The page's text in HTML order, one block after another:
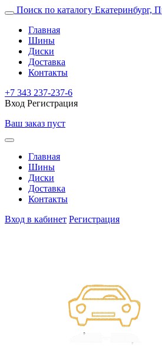
Поиск по каталогу Екатеринбург,
Главная
Шины
Диски
Доставка
Контакты
+7 343 237-237-6
Вход Регистрация
Ваш заказ пуст
Главная
Шины
Диски
Доставка
Контакты
Вход в кабинет Регистрация